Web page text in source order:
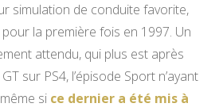
simulation de conduite favorite,
la première fois en 1997. Un
attendu, qui plus est après
sur PS4, l’épisode Sport n’ayant
si ce dernier a été mis à